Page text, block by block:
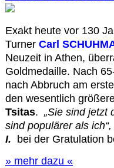
Exakt heute vor 130
Turner Carl
Neuzeit in Athen,
Goldmedaille. Nach
nach Abbruch am
den wesentlich
Tsitas. „Sie sind jetzt
sind populärer als ich“,
I.
bei der Gratulation
» mehr dazu «